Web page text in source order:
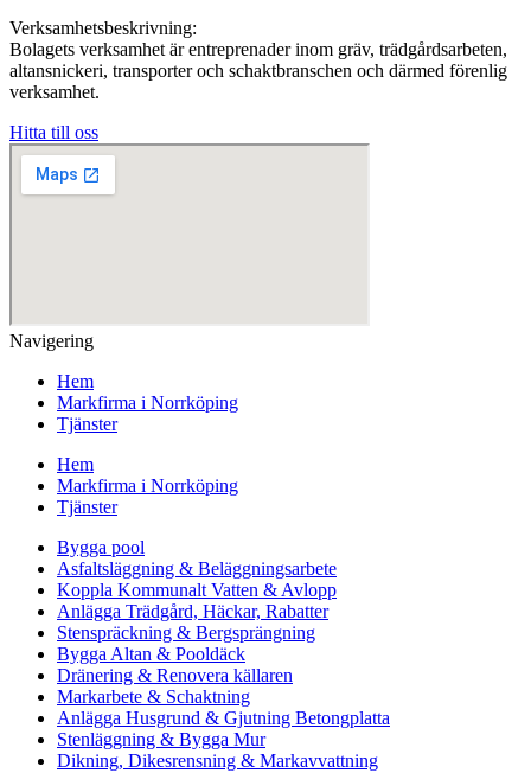
Verksamhetsbeskrivning:
Bolagets verksamhet är entreprenader inom gräv, trädgårdsarbeten,
altansnickeri, transporter och schaktbranschen och därmed förenlig
verksamhet.
Hitta till oss
Navigering
Hem
Markfirma i Norrköping
Tjänster
Hem
Markfirma i Norrköping
Tjänster
Bygga pool
Asfaltsläggning & Beläggningsarbete
Koppla Kommunalt Vatten & Avlopp
Anlägga Trädgård, Häckar, Rabatter
Stenspräckning & Bergsprängning
Bygga Altan & Pooldäck
Dränering & Renovera källaren
Markarbete & Schaktning
Anlägga Husgrund & Gjutning Betongplatta
Stenläggning & Bygga Mur
Dikning, Dikesrensning & Markavvattning